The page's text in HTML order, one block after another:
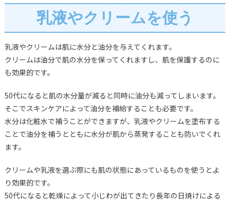
乳液やクリームを使う
乳液やクリームは肌に水分と油分を与えてくれます。
クリームは油分で肌の水分を保ってくれますし、肌を保護するのに
も効果的です。
50代になると肌の水分量が減ると同時に油分も減ってしまいます。
そこでスキンケアによって油分を補給することも必要です。
水分は化粧水で補うことができますが、乳液やクリームを塗布する
ことで油分を補うとともに水分が肌から蒸発することも防いでくれ
ます。
クリームや乳液を選ぶ際にも肌の状態にあっているものを使うとよ
り効果的です。
50代になると乾燥によって小じわが出てきたり長年の日焼けによる